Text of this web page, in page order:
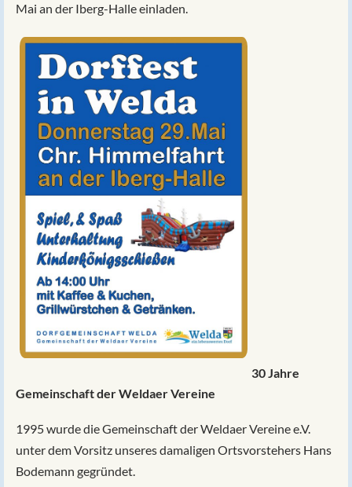
Mai an der Iberg-Halle einladen.
30 Jahre
Gemeinschaft der Weldaer Vereine
1995 wurde die Gemeinschaft der Weldaer Vereine e.V.
unter dem Vorsitz unseres damaligen Ortsvorstehers Hans
Bodemann gegründet.